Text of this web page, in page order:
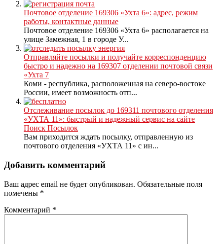
Почтовое отделение 169306 «Ухта 6»: адрес, режим
работы, контактные данные
Почтовое отделение 169306 «Ухта 6» располагается на
улице Замежная, 1 в городе У...
Отправляйте посылки и получайте корреспонденцию
быстро и надежно на 169307 отделении почтовой связи
«Ухта 7
Коми - республика, расположенная на северо-востоке
России, имеет возможность отп...
Отслеживание посылок до 169311 почтового отделения
«УХТА 11»: быстрый и надежный сервис на сайте
Поиск Посылок
Вам приходится ждать посылку, отправленную из
почтового отделения «УХТА 11» с ин...
Добавить комментарий
Ваш адрес email не будет опубликован. Обязательные поля
помечены *
Комментарий *